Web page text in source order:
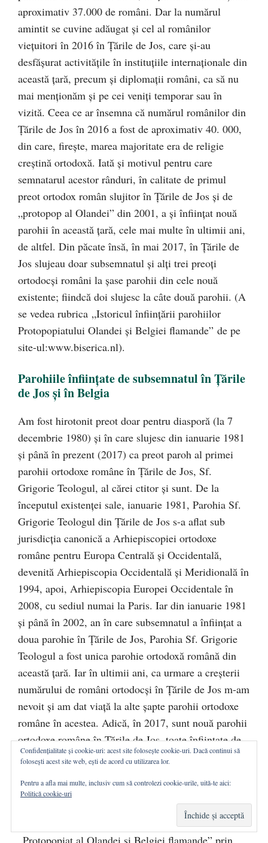
aproximativ 37.000 de români. Dar la numărul
amintit se cuvine adăugat și cel al românilor
viețuitori în 2016 în Țările de Jos, care și-au
desfășurat activitățile în instituțiile internaționale din
această țară, precum și diplomații români, ca să nu
mai menționăm și pe cei veniți temporar sau în
vizită. Ceea ce ar însemna că numărul românilor din
Țările de Jos în 2016 a fost de aproximativ 40. 000,
din care, firește, marea majoritate era de religie
creștină ortodoxă. Iată și motivul pentru care
semnatarul acestor rânduri, în calitate de primul
preot ortodox român slujitor în Țările de Jos și de
„protopop al Olandei” din 2001, a și înființat nouă
parohii în această țară, cele mai multe în ultimii ani,
de altfel. Din păcate însă, în mai 2017, în Țările de
Jos slujeau doar subsemnatul și alți trei preoți
ortodocși români la șase parohii din cele nouă
existente; fiindcă doi slujesc la câte două parohii. (A
se vedea rubrica „Istoricul înființării parohiilor
Protopopiatului Olandei și Belgiei flamande” de pe
site-ul:www.biserica.nl).
Parohiile înființate de subsemnatul în Țările
de Jos și în Belgia
Am fost hirotonit preot doar pentru diasporă (la 7
decembrie 1980) și în care slujesc din ianuarie 1981
și până în prezent (2017) ca preot paroh al primei
parohii ortodoxe române în Țările de Jos, Sf.
Grigorie Teologul, al cărei ctitor și sunt. De la
începutul existenței sale, ianuarie 1981, Parohia Sf.
Grigorie Teologul din Țările de Jos s-a aflat sub
jurisdicția canonică a Arhiepiscopiei ortodoxe
române pentru Europa Centrală și Occidentală,
devenită Arhiepiscopia Occidentală și Meridională în
1994, apoi, Arhiepiscopia Europei Occidentale în
2008, cu sediul numai la Paris. Iar din ianuarie 1981
și până în 2002, an în care subsemnatul a înființat a
doua parohie în Țările de Jos, Parohia Sf. Grigorie
Teologul a fost unica parohie ortodoxă română din
această țară. Iar în ultimii ani, ca urmare a creșterii
numărului de români ortodocși în Țările de Jos m-am
nevoit și am dat viață la alte șapte parohii ortodoxe
române în acestea. Adică, în 2017, sunt nouă parohii
ortodoxe române în Țările de Jos, toate înființate de
subsemnatul și recunoscute, ultimile opt, de ierarhul
Iosif. Cu precizarea că, exceptând parohia Sf.
Grigorie Teologul, toate celelalte opt parohii le-am
înființat în calitate de protopop al nou înființatului
„Protopopiat al Olandei și Belgiei flamande” prin
Confidențialitate și cookie-uri: acest site folosește cookie-uri. Dacă continui să
folosești acest site web, ești de acord cu utilizarea lor.
Pentru a afla mai multe, inclusiv cum să controlezi cookie-urile, uită-te aici:
Politică cookie-uri